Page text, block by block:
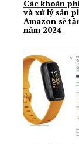
Các khoản
và xử lý sản
Amazon sẽ
năm 2024